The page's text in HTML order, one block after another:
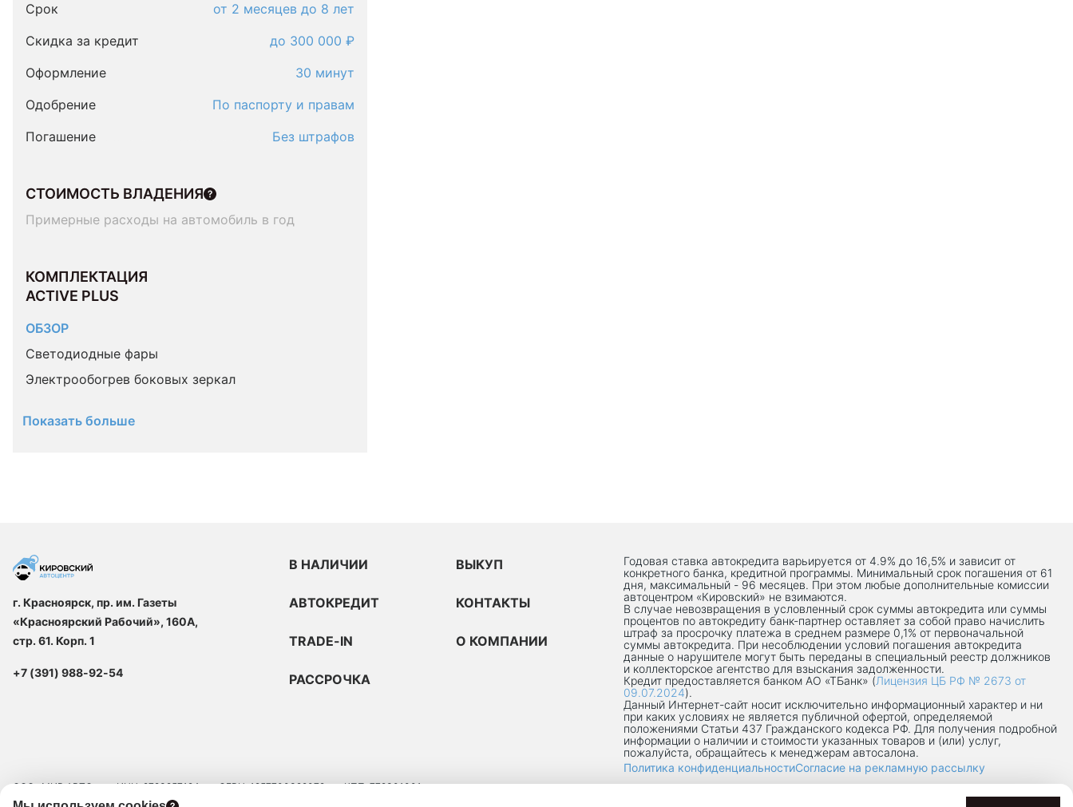
Срок
от 2 месяцев до 8 лет
Скидка за кредит
до 300 000 ₽
Оформление
30 минут
Одобрение
По паспорту и правам
Погашение
Без штрафов
СТОИМОСТЬ ВЛАДЕНИЯ
Примерные расходы на автомобиль в год
КОМПЛЕКТАЦИЯ
ACTIVE PLUS
ОБЗОР
Светодиодные фары
Электрообогрев боковых зеркал
Показать больше
г. Красноярск, пр. им. Газеты
«Красноярский Рабочий», 160А,
стр. 61. Корп. 1
+7 (391) 988-92-54
В НАЛИЧИИ
АВТОКРЕДИТ
TRADE-IN
РАССРОЧКА
ВЫКУП
КОНТАКТЫ
О КОМПАНИИ
Годовая ставка автокредита варьируется от 4.9% до 16,5% и зависит от
конкретного банка, кредитной программы. Минимальный срок погашения от 61
дня, максимальный - 96 месяцев. При этом любые дополнительные комиссии
автоцентром «Кировский» не взимаются.
В случае невозвращения в условленный срок суммы автокредита или суммы
процентов по автокредиту банк-партнер оставляет за собой право начислить
штраф за просрочку платежа в среднем размере 0,1% от первоначальной
суммы автокредита. При несоблюдении условий погашения автокредита
данные о нарушителе могут быть переданы в специальный реестр должников
и коллекторское агентство для взыскания задолженности.
Кредит предоставляется банком АО «ТБанк» (Лицензия ЦБ РФ № 2673 от
09.07.2024).
Данный Интернет-сaйт носит исключительно информационный характер и ни
при каких условиях не является публичной офертой, определяемой
положениями Статьи 437 Гражданского кодекса РФ. Для получения подробной
информации о наличии и стоимости указанных товаров и (или) услуг,
пожалуйста, обращайтесь к менеджерам автосалона.
Политика конфиденциальностиСогласие на рекламную рассылку
ООО «МИР АВТО» ИНН: 9723257124 ОГРН: 1257700329072
КПП: 772301001